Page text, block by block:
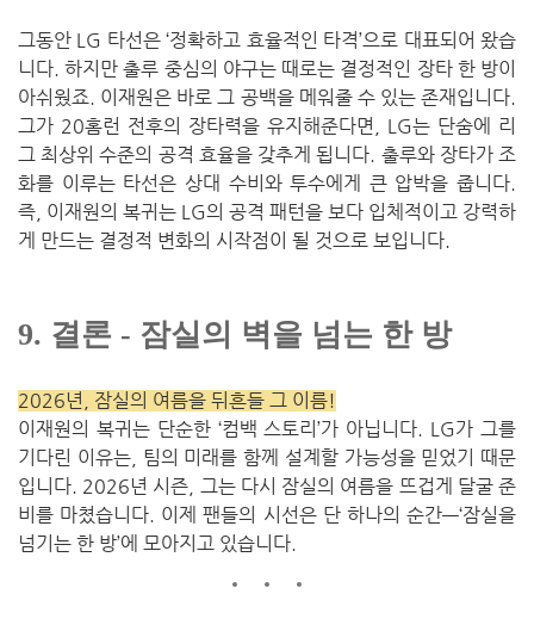
그동안 LG 타선은 ‘정확하고 효율적인 타격’으로 대표되어 왔습
니다. 하지만 출루 중심의 야구는 때로는 결정적인 장타 한 방이
아쉬웠죠. 이재원은 바로 그 공백을 메워줄 수 있는 존재입니다.
그가 20홈런 전후의 장타력을 유지해준다면, LG는 단숨에 리
그 최상위 수준의 공격 효율을 갖추게 됩니다. 출루와 장타가 조
화를 이루는 타선은 상대 수비와 투수에게 큰 압박을 줍니다.
즉, 이재원의 복귀는 LG의 공격 패턴을 보다 입체적이고 강력하
게 만드는 결정적 변화의 시작점이 될 것으로 보입니다.
9. 결론 - 잠실의 벽을 넘는 한 방
2026년, 잠실의 여름을 뒤흔들 그 이름!
이재원의 복귀는 단순한 ‘컴백 스토리’가 아닙니다. LG가 그를
기다린 이유는, 팀의 미래를 함께 설계할 가능성을 믿었기 때문
입니다. 2026년 시즌, 그는 다시 잠실의 여름을 뜨겁게 달굴 준
비를 마쳤습니다. 이제 팬들의 시선은 단 하나의 순간—‘잠실을
넘기는 한 방’에 모아지고 있습니다.